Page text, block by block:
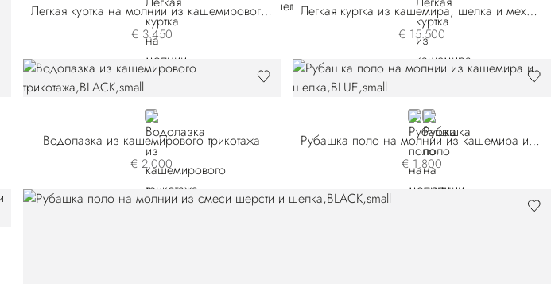
Легкая куртка на молнии из кашемирового трикотажа
€ 3.450
Легкая куртка из кашемира, шелка и меха кролика
€ 15.500
BLACK
Водолазка из кашемирового трикотажа
€ 2.000
BLUE
GREY
Рубашка поло на молнии из кашемира и шелка
€ 1.800